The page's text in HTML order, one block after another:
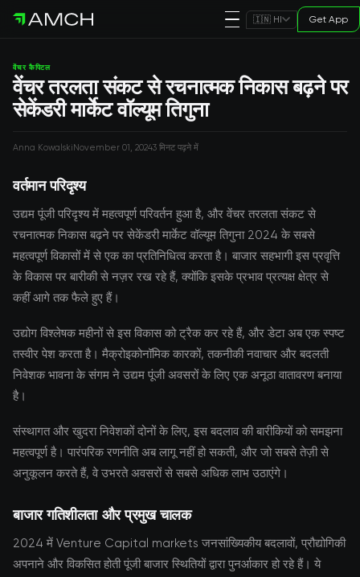
🇮🇳 HI Get App
वेंचर कैपिटल
वेंचर तरलता संकट से रचनात्मक निकास बढ़ने पर
सेकेंडरी मार्केट वॉल्यूम तिगुना
Anna KowalskiNovember 01, 20243 मिनट पढ़ने में
वर्तमान परिदृश्य
उद्यम पूंजी परिदृश्य में महत्वपूर्ण परिवर्तन हुआ है, और वेंचर तरलता संकट से
रचनात्मक निकास बढ़ने पर सेकेंडरी मार्केट वॉल्यूम तिगुना 2024 के सबसे
महत्वपूर्ण विकासों में से एक का प्रतिनिधित्व करता है। बाजार सहभागी इस प्रवृत्ति
के विकास पर बारीकी से नज़र रख रहे हैं, क्योंकि इसके प्रभाव प्रत्यक्ष क्षेत्र से
कहीं आगे तक फैले हुए हैं।
उद्योग विश्लेषक महीनों से इस विकास को ट्रैक कर रहे हैं, और डेटा अब एक स्पष्ट
तस्वीर पेश करता है। मैक्रोइकोनॉमिक कारकों, तकनीकी नवाचार और बदलती
निवेशक भावना के संगम ने उद्यम पूंजी अवसरों के लिए एक अनूठा वातावरण बनाया
है।
संस्थागत और खुदरा निवेशकों दोनों के लिए, इस बदलाव की बारीकियों को समझना
महत्वपूर्ण है। पारंपरिक रणनीति अब लागू नहीं हो सकती, और जो सबसे तेज़ी से
अनुकूलन करते हैं, वे उभरते अवसरों से सबसे अधिक लाभ उठाएंगे।
बाजार गतिशीलता और प्रमुख चालक
2024 में Venture Capital markets जनसांख्यिकीय बदलावों, प्रौद्योगिकी
अपनाने और विकसित होती पूंजी बाजार स्थितियों द्वारा पुनर्आकार हो रहे हैं। ये